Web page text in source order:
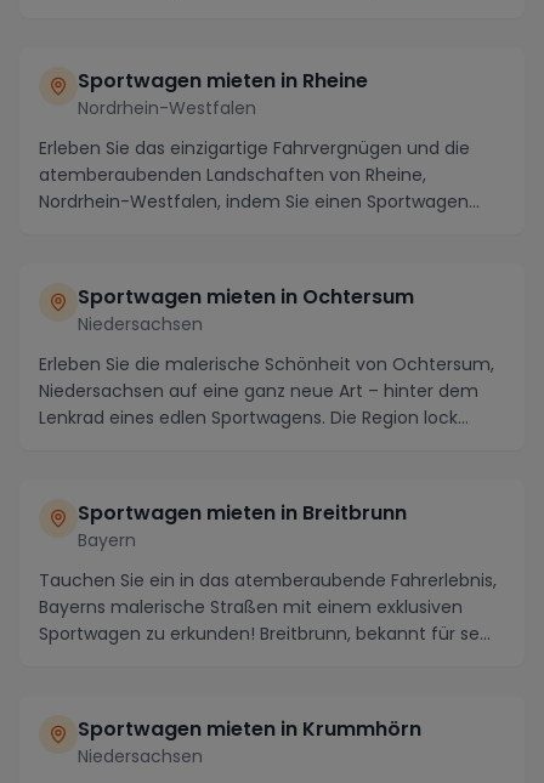
Sportwagen mieten in Rheine
Nordrhein-Westfalen
Erleben Sie das einzigartige Fahrvergnügen und die
atemberaubenden Landschaften von Rheine,
Nordrhein-Westfalen, indem Sie einen Sportwagen
Sportwagen mieten in Ochtersum
Niedersachsen
Erleben Sie die malerische Schönheit von Ochtersum,
Niedersachsen auf eine ganz neue Art – hinter dem
Lenkrad eines edlen Sportwagens. Die Region lock...
Sportwagen mieten in Breitbrunn
Bayern
Tauchen Sie ein in das atemberaubende Fahrerlebnis,
Bayerns malerische Straßen mit einem exklusiven
Sportwagen zu erkunden! Breitbrunn, bekannt für se...
Sportwagen mieten in Krummhörn
Niedersachsen